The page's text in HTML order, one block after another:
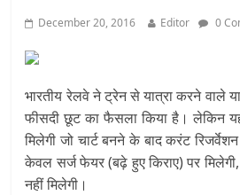
December 20, 2016 Editor 0
भारतीय रेलवे ने ट्रेन से यात्रा करने वाले
फीसदी छूट का फैसला किया है। लेकिन
मिलेगी जो चार्ट बनने के बाद करंट
केवल सर्ज फेयर (बढ़े हुए किराए) पर
नहीं मिलेगी।